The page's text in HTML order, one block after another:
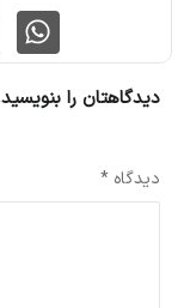
دیدگاهتان را بنویسید
دیدگاه *